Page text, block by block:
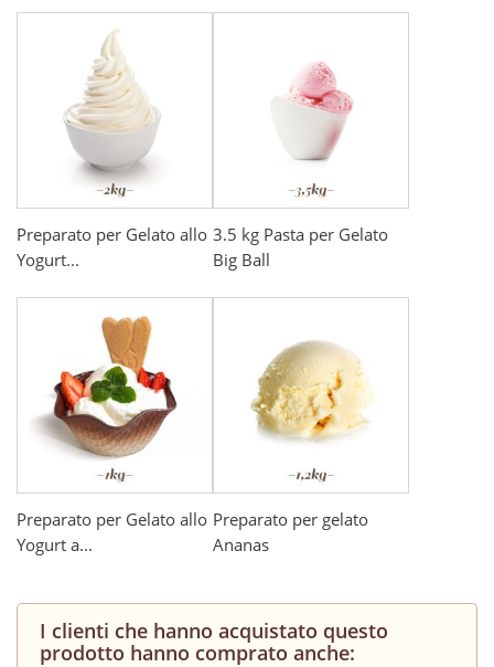
Preparato per Gelato allo
Yogurt...
3.5 kg Pasta per Gelato
Big Ball
Preparato per Gelato allo
Yogurt a...
Preparato per gelato
Ananas
I clienti che hanno acquistato questo
prodotto hanno comprato anche: